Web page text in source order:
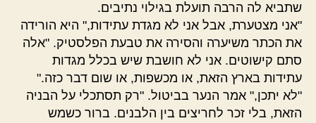
שתביא לה הרבה תועלת בגילוי נתיבים.
"אני מצטערת, אבל אני לא מגדת עתידות," היא הורידה
את הכתר משיערה והסירה את טבעת הפלסטיק. "אלה
סתם קישוטים. אני לא חושבת שיש בכלל מגדות
עתידות בארץ הזאת, או מכשפות, או שום דבר כזה."
"לא יתכן," אמר הנער בביטול. "רק תסתכלי על הבניה
הזאת, בלי זכר לחריצים בין הלבנים. ברור כשמש